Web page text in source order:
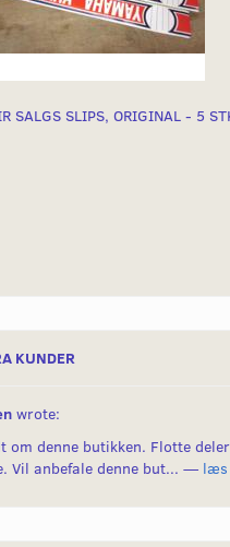
SALGS SLIPS, ORIGINAL - 5
KUNDER
wrote:
om denne butikken. Flotte
Vil anbefale denne but... — læs